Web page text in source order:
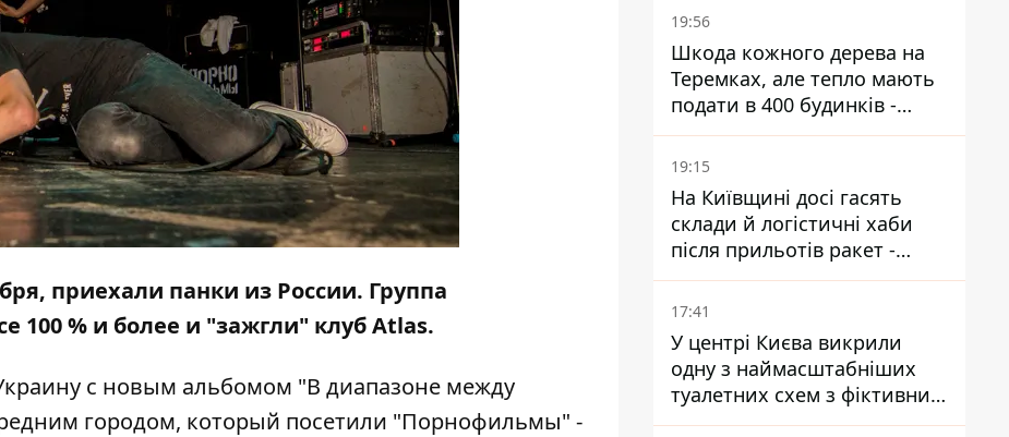
приехали панки из России. Группа
% и более и "зажгли" клуб Atlas.
с новым альбомом "В диапазоне между
городом, который посетили "Порнофильмы" -
19:56
Шкода кожного дерева на
Теремках, але тепло мають
подати в 400 будинків -
депутатка Київради
19:15
На Київщині досі гасять
склади й логістичні хаби
після прильотів ракет -
ДСНС
17:41
У центрі Києва викрили
одну з наймасштабніших
туалетних схем з фіктивним
будинком